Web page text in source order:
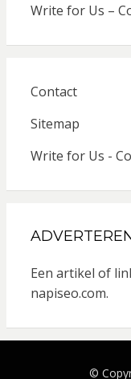
Write for Us –
Contact
Sitemap
Write for Us -
Een artikel of
napiseo.com.
©